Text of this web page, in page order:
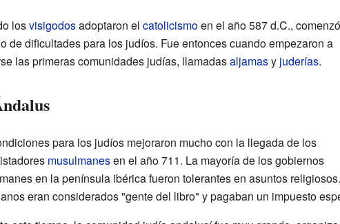
losvisigodosadoptaron el catolicismoen el año 587 d.C.,
de dificultades para los judíos. Fue entonces cuando empezaron a
las primeras comunidades judías, llamadasaljamasy juderías.
para los judíos mejoraron mucho con la llegada de los
musulmanesen el año 711. La mayoría de los gobiernos
en la península ibérica fueron tolerantes en asuntos
eran considerados "gente del libro" y pagaban un impuesto